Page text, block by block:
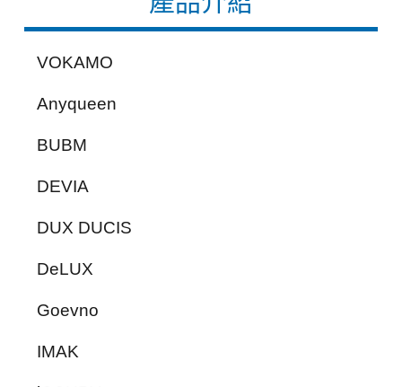
VOKAMO
Anyqueen
BUBM
DEVIA
DUX DUCIS
DeLUX
Goevno
IMAK